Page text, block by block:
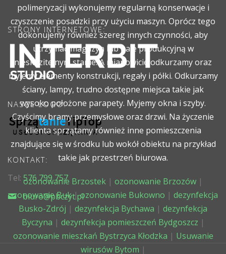
polimeryzacji wykonujemy regularną konserwacje i
czyszczenie posadzki przy użyciu maszyn. Oprócz tego
dokonujemy również szereg innych czynności, aby
utrzymać magazyn lub hale produkcyjną w
nieskazitelnym stanie. A mianowicie odkurzamy oraz
myjemy elementy konstrukcji, regały i półki. Odkurzamy
ściany, lampy, trudno dostępne miejsca takie jak
wysoko położone parapety. Myjemy okna i szyby.
Czyścimy bramy przemysłowe oraz drzwi. Na życzenie
klienta sprzątamy również inne pomieszczenia
znajdujące się w środku lub wokół obiektu na przykład
takie jak przestrzeń biurowa.
ozonowanie Brzostek | ozonowanie Brzozów |
ozonowanie Buk|ozonowanie Bukowno | dezynfekcja
Busko-Zdrój | dezynfekcja Bychawa | dezynfekcja
Byczyna | dezynfekcja pomieszczeń Bydgoszcz |
ozonowanie mieszkań Bystrzyca Kłodzka | Usuwanie
wirusów Bytom |
STRONY INTERNETOWE:
NASZE LOGO:
KONTAKT:
Tel: 576 799 757
biuro@pbczyt.pl